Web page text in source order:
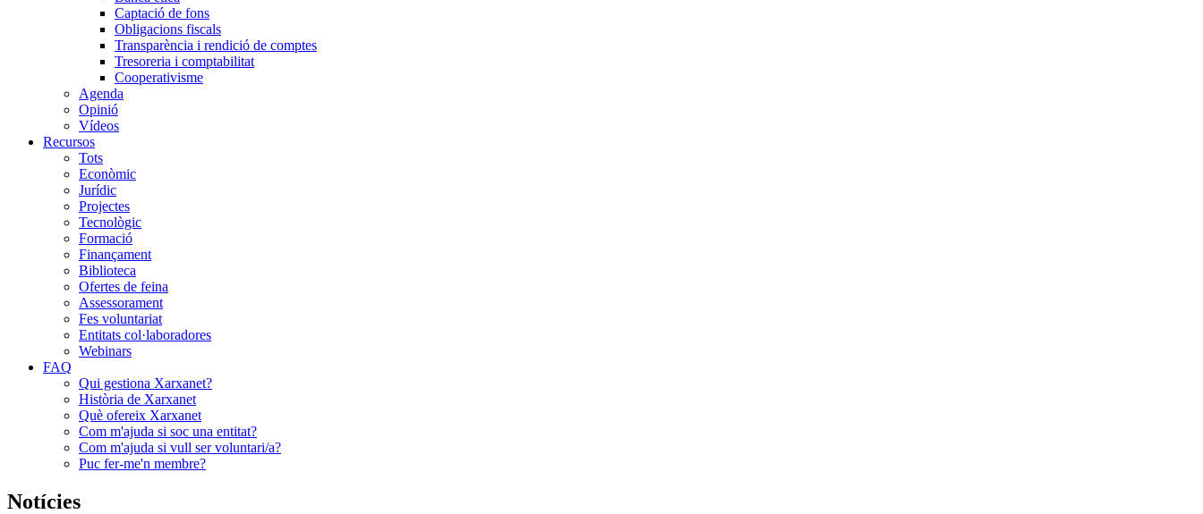
Captació de fons
Obligacions fiscals
Transparència i rendició de comptes
Tresoreria i comptabilitat
Cooperativisme
Agenda
Opinió
Vídeos
Recursos
Tots
Econòmic
Jurídic
Projectes
Tecnològic
Formació
Finançament
Biblioteca
Ofertes de feina
Assessorament
Fes voluntariat
Entitats col·laboradores
Webinars
FAQ
Qui gestiona Xarxanet?
Història de Xarxanet
Què ofereix Xarxanet
Com m'ajuda si soc una entitat?
Com m'ajuda si vull ser voluntari/a?
Puc fer-me'n membre?
Notícies